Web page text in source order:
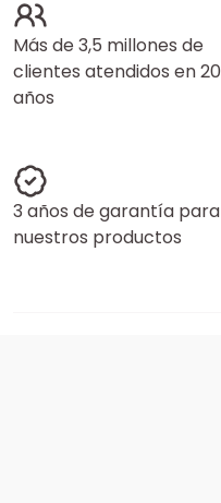
Más de 3,5 millones de
clientes atendidos en 20
años
3 años de garantía para
nuestros productos